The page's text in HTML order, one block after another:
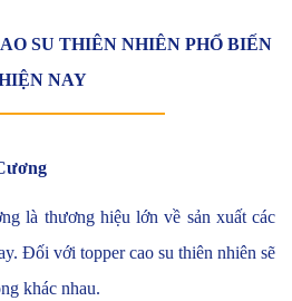
SU THIÊN NHIÊN PHỔ BIẾN
NAY
là thương hiệu lớn về sản xuất các
Đối với topper cao su thiên nhiên sẽ
khác nhau.